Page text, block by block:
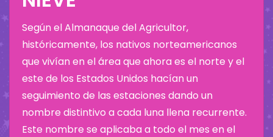
Según el Almanaque del Agricultor,
históricamente, los nativos norteamericanos
que vivían en el área que ahora es el norte y el
este de los Estados Unidos hacían un
seguimiento de las estaciones dando un
nombre distintivo a cada luna llena recurrente.
Este nombre se aplicaba a todo el mes en el